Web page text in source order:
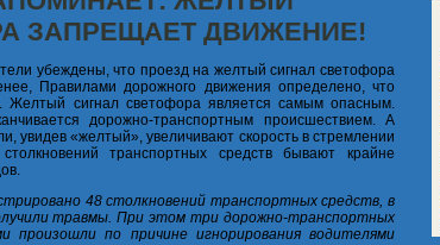
ЗАПРЕЩАЕТ ДВИЖЕНИЕ!
убеждены, что проезд на желтый сигнал светофора
Правилами дорожного движения определено, что
Желтый сигнал светофора является самым опасным.
дорожно-транспортным происшествием. А
увидев «желтый», увеличивают скорость в стремлении
транспортных средств бывают крайне
48 столкновений транспортных средств, в
травмы. При этом три дорожно-транспортных
произошли по причине игнорирования водителями